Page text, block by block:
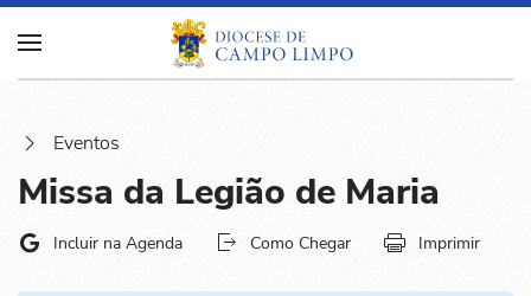
Eventos
Missa da Legião de Maria
Incluir na Agenda Como Chegar Imprimir